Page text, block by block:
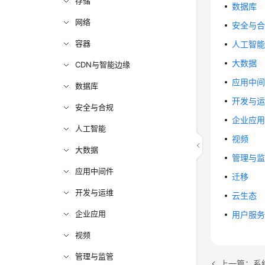
网络
容器
CDN与智能边缘
数据库
安全与合规
人工智能
大数据
应用中间件
开发与运维
企业应用
视频
管理与监管
数据库
安全与
人工智能
大数据
应用中
开发与
企业应用
视频
管理与
迁移
云生态
用户服务